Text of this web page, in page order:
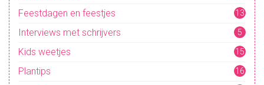
Feestdagen en feestjes 13
Interviews met schrijvers 5
Kids weetjes 15
Plantips 16